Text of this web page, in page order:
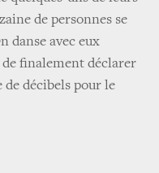
de personnes se
danse avec eux
finalement déclarer
de décibels pour le